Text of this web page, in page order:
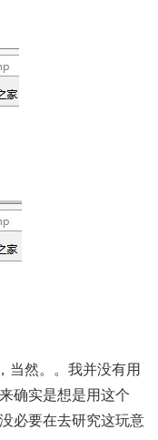
当然。。我并没有用
确实是想是用这个
必要在去研究这玩意